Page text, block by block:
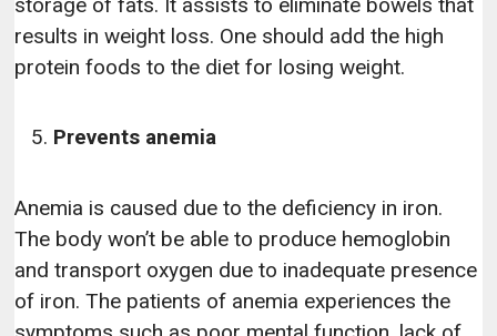
results in weight loss. One should add the high
protein foods to the diet for losing weight.
Prevents anemia
Anemia is caused due to the deficiency in iron.
The body won’t be able to produce hemoglobin
and transport oxygen due to inadequate presence
of iron. The patients of anemia experiences the